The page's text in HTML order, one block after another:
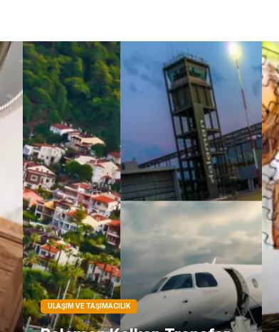
Bilişim
İthalat İhracat
ULAŞIM VE TAŞIMACILIK